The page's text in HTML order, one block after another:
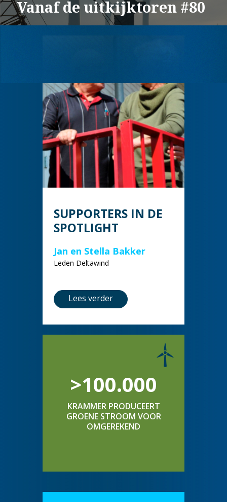
Vanaf de uitkijktoren #80
SUPPORTERS IN DE
SPOTLIGHT
Jan en Stella Bakker
Leden Deltawind
Lees verder
>100.000
KRAMMER PRODUCEERT
GROENE STROOM VOOR
OMGEREKEND